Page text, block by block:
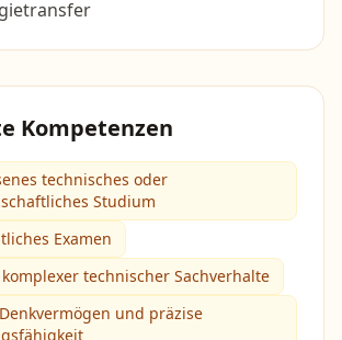
Kompetenzen
technisches oder
Studium
Examen
technischer Sachverhalte
und präzise